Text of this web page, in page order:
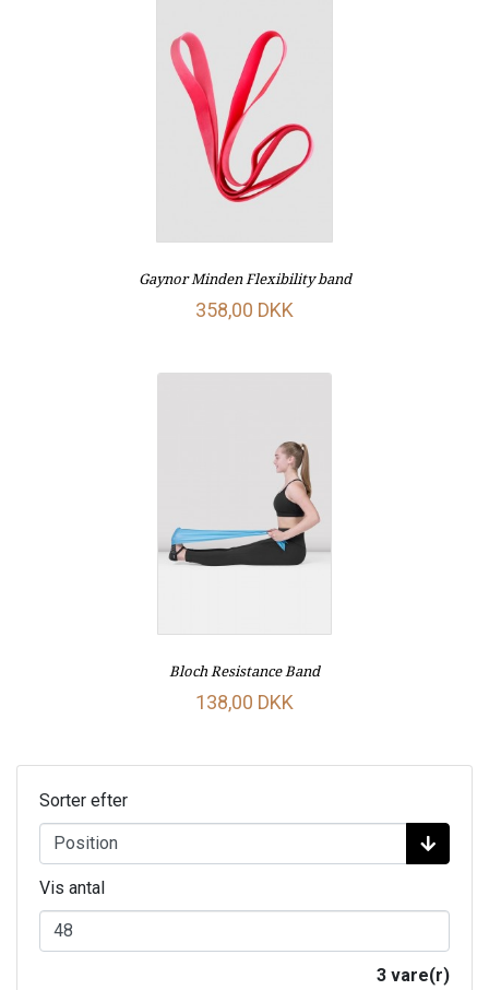
Gaynor Minden Flexibility band
358,00 DKK
Bloch Resistance Band
138,00 DKK
Sorter efter
Vis antal
3 vare(r)